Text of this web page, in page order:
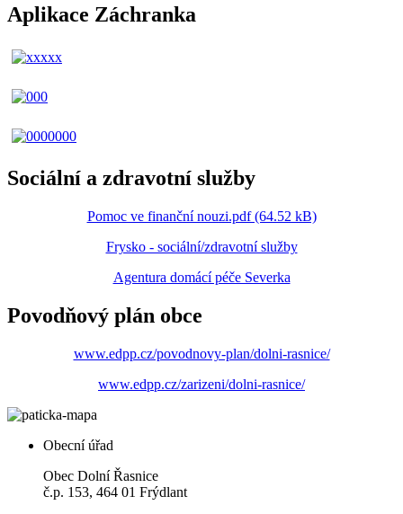
Aplikace Záchranka
Sociální a zdravotní služby
Pomoc ve finanční nouzi.pdf (64.52 kB)
Frysko - sociální/zdravotní služby
Agentura domácí péče Severka
Povodňový plán obce
www.edpp.cz/povodnovy-plan/dolni-rasnice/
www.edpp.cz/zarizeni/dolni-rasnice/
Obecní úřad
Obec Dolní Řasnice
č.p. 153, 464 01 Frýdlant